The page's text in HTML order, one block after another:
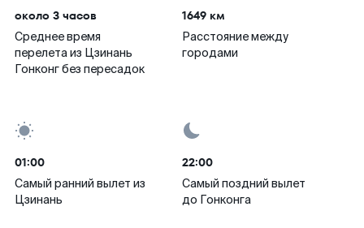
около 3 часов
Среднее время
перелета из Цзинань
Гонконг без пересадок
1649 км
Расстояние между
городами
01:00
Самый ранний вылет из
Цзинань
22:00
Самый поздний вылет
до Гонконга